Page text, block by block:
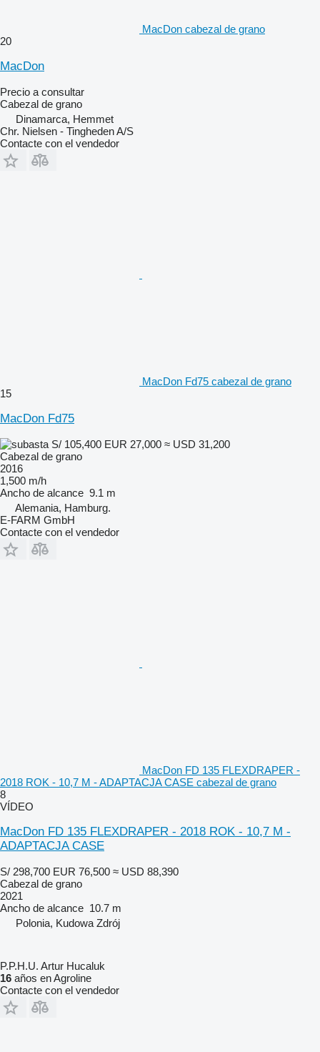
MacDon cabezal de grano
20
MacDon
Precio a consultar
Cabezal de grano
Dinamarca, Hemmet
Chr. Nielsen - Tingheden A/S
Contacte con el vendedor
MacDon Fd75 cabezal de grano
15
MacDon Fd75
S/ 105,400 EUR 27,000 ≈ USD 31,200
Cabezal de grano
2016
1,500 m/h
Ancho de alcance 9.1 m
Alemania, Hamburg.
E-FARM GmbH
Contacte con el vendedor
MacDon FD 135 FLEXDRAPER -
2018 ROK - 10,7 M - ADAPTACJA CASE cabezal de grano
8
VÍDEO
MacDon FD 135 FLEXDRAPER - 2018 ROK - 10,7 M -
ADAPTACJA CASE
S/ 298,700 EUR 76,500 ≈ USD 88,390
Cabezal de grano
2021
Ancho de alcance 10.7 m
Polonia, Kudowa Zdrój
P.P.H.U. Artur Hucaluk
16 años en Agroline
Contacte con el vendedor